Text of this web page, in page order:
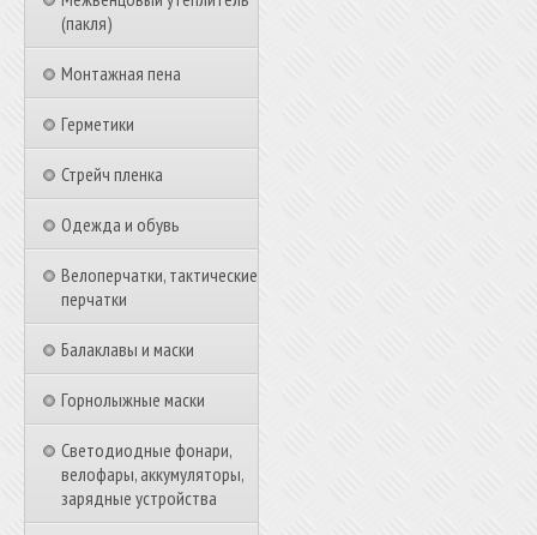
(пакля)
Монтажная пена
Герметики
Стрейч пленка
Одежда и обувь
Велоперчатки, тактические
перчатки
Балаклавы и маски
Горнолыжные маски
Светодиодные фонари,
велофары, аккумуляторы,
зарядные устройства